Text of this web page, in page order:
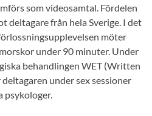
som videosamtal. Fördelen
deltagare från hela Sverige. I det
möter
under 90 minuter. Under
behandlingen WET (Written
under sex sessioner
psykologer.